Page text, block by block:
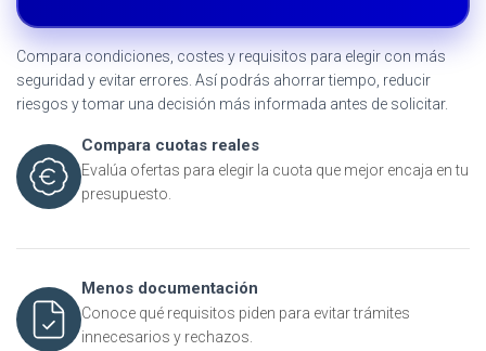
Compara condiciones, costes y requisitos para elegir con más
seguridad y evitar errores. Así podrás ahorrar tiempo, reducir
riesgos y tomar una decisión más informada antes de solicitar.
Compara cuotas reales
Evalúa ofertas para elegir la cuota que mejor encaja en tu
presupuesto.
Menos documentación
Conoce qué requisitos piden para evitar trámites
innecesarios y rechazos.